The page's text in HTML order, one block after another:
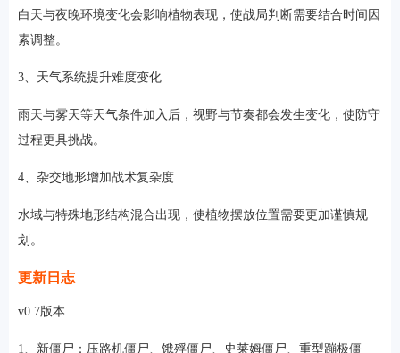
白天与夜晚环境变化会影响植物表现，使战局判断需要结合时间因
素调整。
3、天气系统提升难度变化
雨天与雾天等天气条件加入后，视野与节奏都会发生变化，使防守
过程更具挑战。
4、杂交地形增加战术复杂度
水域与特殊地形结构混合出现，使植物摆放位置需要更加谨慎规
划。
更新日志
v0.7版本
1、新僵尸：压路机僵尸、饿殍僵尸、史莱姆僵尸、重型蹦极僵